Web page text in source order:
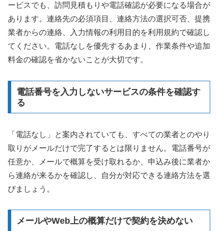
ービスでも、訪問見積もりや電話確認が必要になる場合が
あります。連絡先の必須項目、連絡方法の選択可否、提携
業者からの連絡、入力情報の利用目的を利用規約で確認し
てください。電話なしを優先するあまり、作業条件や追加
料金の確認を省かないことが大切です。
電話番号を入力しないサービスの条件を確認す
る
「電話なし」と案内されていても、すべての業者とのやり
取りがメールだけで完了するとは限りません。電話番号が
任意か、メールで概算を受け取れるか、申込み後に業者か
ら連絡が来るかを確認し、自分が対応できる連絡方法を選
びましょう。
メールやWeb上の概算だけで契約を決めない